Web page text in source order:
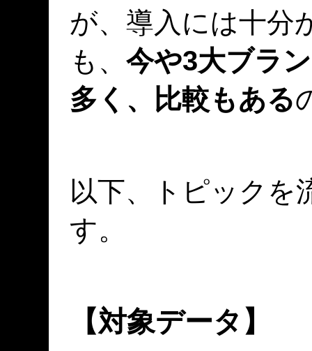
が、導入には十分
も、 今や3大ブラ
多く、比較もある
以下、トピックを
す。
【対象データ】